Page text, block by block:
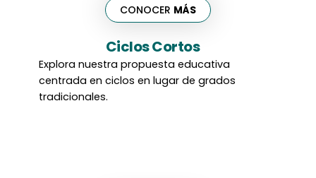
Ciclos Cortos
Explora nuestra propuesta educativa
centrada en ciclos en lugar de grados
tradicionales.
CONOCER MÁS